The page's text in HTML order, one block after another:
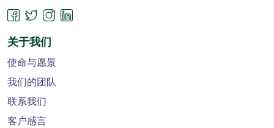
关于我们
使命与愿景
我们的团队
联系我们
客户感言